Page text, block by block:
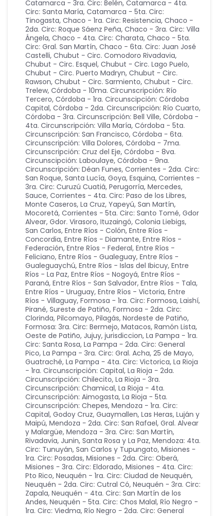
Catamarca - 3ra. Circ: Belén, Catamarca - 4ta.
Circ: Santa María, Catamarca - 5ta. Circ:
Tinogasta, Chaco - 1ra. Circ: Resistencia, Chaco -
2da. Circ: Roque Sáenz Peña, Chaco - 3ra. Circ: Villa
Ángela, Chaco - 4ta. Circ: Charata, Chaco - 5ta.
Circ: Gral. San Martín, Chaco - 6ta. Circ: Juan José
Castelli, Chubut - Circ. Comodoro Rivadavia,
Chubut - Circ. Esquel, Chubut - Circ. Lago Puelo,
Chubut - Circ. Puerto Madryn, Chubut - Circ.
Rawson, Chubut - Circ. Sarmiento, Chubut - Circ.
Trelew, Córdoba - 10ma. Circunscripción: Río
Tercero, Córdoba - 1ra. Circunscipción: Córdoba
Capital, Córdoba - 2da. Circunscripción: Río Cuarto,
Córdoba - 3ra. Circunscripción: Bell Ville, Córdoba -
4ta. Circunscripción: Villa María, Córdoba - 5ta.
Circunscripción: San Francisco, Córdoba - 6ta.
Circunscripción: Villa Dolores, Córdoba - 7ma.
Circunscripción: Cruz del Eje, Córdoba - 8va.
Circunscipción: Laboulaye, Córdoba - 9na.
Circunscripción: Déan Funes, Corrientes - 2da. Circ:
San Roque, Santa Lucía, Goya, Esquina, Corrientes -
3ra. Circ: Curuzú Cuatiá, Perugorría, Mercedes,
Sauce, Corrientes - 4ta. Circ: Paso de los Libres,
Monte Caseros, La Cruz, Yapeyú, San Martín,
Mocoretá, Corrientes - 5ta. Circ: Santo Tomé, Gdor
Alvear, Gdor. Virasoro, Ituzaingó, Colonia Liebigs,
San Carlos, Entre Ríos - Colón, Entre Ríos -
Concordia, Entre Ríos - Diamante, Entre Ríos -
Federación, Entre Ríos - Federal, Entre Ríos -
Feliciano, Entre Ríos - Gualeguay, Entre Ríos -
Gualeguaychú, Entre Ríos - Islas del Ibicuy, Entre
Ríos - La Paz, Entre Ríos - Nogoyá, Entre Ríos -
Paraná, Entre Ríos - San Salvador, Entre Ríos - Tala,
Entre Ríos - Uruguay, Entre Ríos - Victoria, Entre
Ríos - Villaguay, Formosa - 1ra. Circ: Formosa, Laishí,
Pirané, Sureste de Patiño, Formosa - 2da. Circ:
Clorinda, Pilcomayo, Pilagás, Nordeste de Patiño,
Formosa: 3ra. Circ: Bermejo, Matacos, Ramón Lista,
Oeste de Patiño, Jujuy, jurisdiccion, La Pampa - 1ra.
Circ: Santa Rosa, La Pampa - 2da. Circ: General
Pico, La Pampa - 3ra. Circ: Gral. Acha, 25 de Mayo,
Guatraché, La Pampa - 4ta. Circ: Victorica, La Rioja
- 1ra. Circunscripción: Capital, La Rioja - 2da.
Circunscripción: Chilecito, La Rioja - 3ra.
Circunscripción: Chamical, La Rioja - 4ta.
Circunscripción: Aimogasta, La Rioja - 5ta.
Circunscripción: Chepes, Mendoza - 1ra. Circ:
Capital, Godoy Cruz, Guaymallen, Las Heras, Luján y
Maipú, Mendoza - 2da. Circ: San Rafael, Gral. Alvear
y Malargüe, Mendoza - 3ra. Circ: San Martín,
Rivadavia, Junin, Santa Rosa y La Paz, Mendoza: 4ta.
Circ: Tunuyán, San Carlos y Tupungato, Misiones -
1ra. Circ: Posadas, Misiones - 2da. Circ: Oberá,
Misiones - 3ra. Circ: Eldorado, Misiones - 4ta. Circ:
Pto Rico, Neuquén - 1ra. Circ: Ciudad de Neuquén,
Neuquén - 2da. Circ: Cutral Có, Neuquén - 3ra. Circ:
Zapala, Neuquén - 4ta. Circ: San Martín de los
Andes, Neuquén - 5ta. Circ: Chos Malal, Río Negro -
1ra. Circ: Viedma, Río Negro - 2da. Circ: General